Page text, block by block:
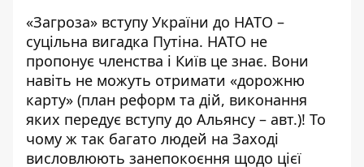
«Загроза» вступу України до НАТО –
суцільна вигадка Путіна. НАТО не
пропонує членства і Київ це знає. Вони
навіть не можуть отримати «дорожню
карту» (план реформ та дій, виконання
яких передує вступу до Альянсу – авт.)! То
чому ж так багато людей на Заході
висловлюють занепокоєння щодо цієї